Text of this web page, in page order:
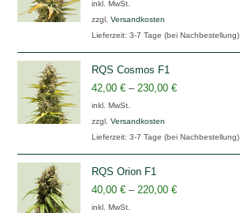
inkl. MwSt.
zzgl.Versandkosten
Lieferzeit:3-7 Tage (bei Nachbestellung)
RQS Cosmos F1
42,00€ –230,00€
inkl. MwSt.
zzgl.Versandkosten
Lieferzeit:3-7 Tage (bei Nachbestellung)
RQS Orion F1
40,00€ –220,00€
inkl. MwSt.